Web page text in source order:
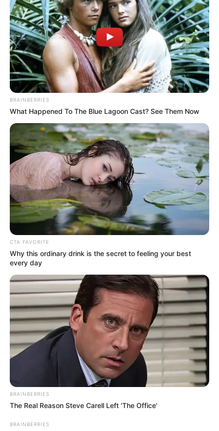
Le pronostic en or de Logic-Prono
nouvelle version en exclusivité
Les meilleurs de ces pronostics sont sur la toute
nouvelle version du logiciel 100 % gratuitLogic-
l’unique et super logiciel du Tiercé Quarté Quinté du
jour en fera la synthèse, ce qui sera peut-être le
meilleur pronostic PMU gagnant.
Meilleur Pronostic gagnant au
Tiercé Quinté
Qui est le meilleur actuellement au pronostic du
Tiercé Quarté Quinté? Pour rester informé, suivez
sélection de la presse hippique que vous propose Le
BRAINBERRIES
What Happened To The Blue Lagoon Cast? See Them Now
CTA FAVORITE
Why this ordinary drink is the secret to feeling your best
every day
BRAINBERRIES
The Real Reason Steve Carell Left 'The Office'
BRAINBERRIES